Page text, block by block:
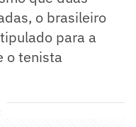
o brasileiro
para a
o tenista